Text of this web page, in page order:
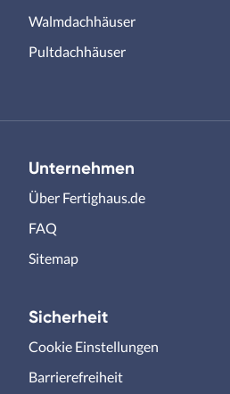
Walmdachhäuser
Pultdachhäuser
Unternehmen
Über Fertighaus.de
FAQ
Sitemap
Sicherheit
Cookie Einstellungen
Barrierefreiheit